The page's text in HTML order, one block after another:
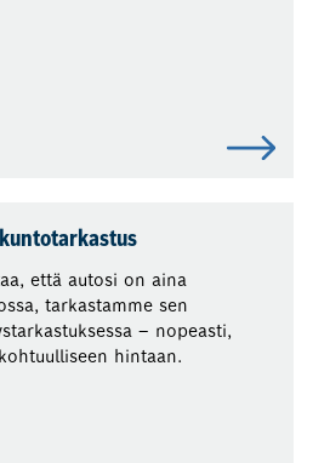
että autosi on aina
tarkastamme sen
– nopeasti,
hintaan.